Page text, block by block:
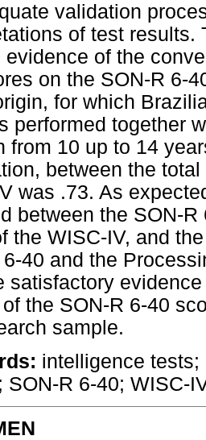
validation
of test results.
evidence of the
on the SON-R 6-
for which
performed together
from 10 up to 14
between the
was .73. As
between the SON-
the WISC-IV, and
6-40 and the
satisfactory
the SON-R 6-40
sample.
intelligence
SON-R 6-40; WISC-